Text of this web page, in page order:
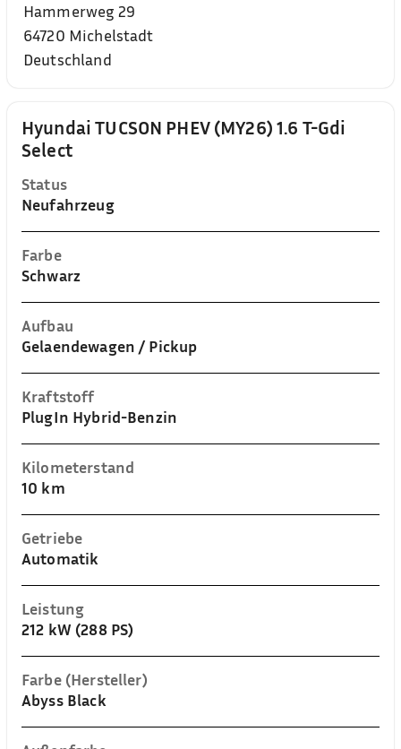
Hyundai TUCSON PHEV (MY26) 1.6 T-Gdi
Select
Status
Neufahrzeug
Farbe
Schwarz
Aufbau
Gelaendewagen / Pickup
Kraftstoff
PlugIn Hybrid-Benzin
Kilometerstand
10 km
Getriebe
Automatik
Leistung
212 kW (288 PS)
Farbe (Hersteller)
Abyss Black
Hammerweg 29
64720 Michelstadt
Deutschland